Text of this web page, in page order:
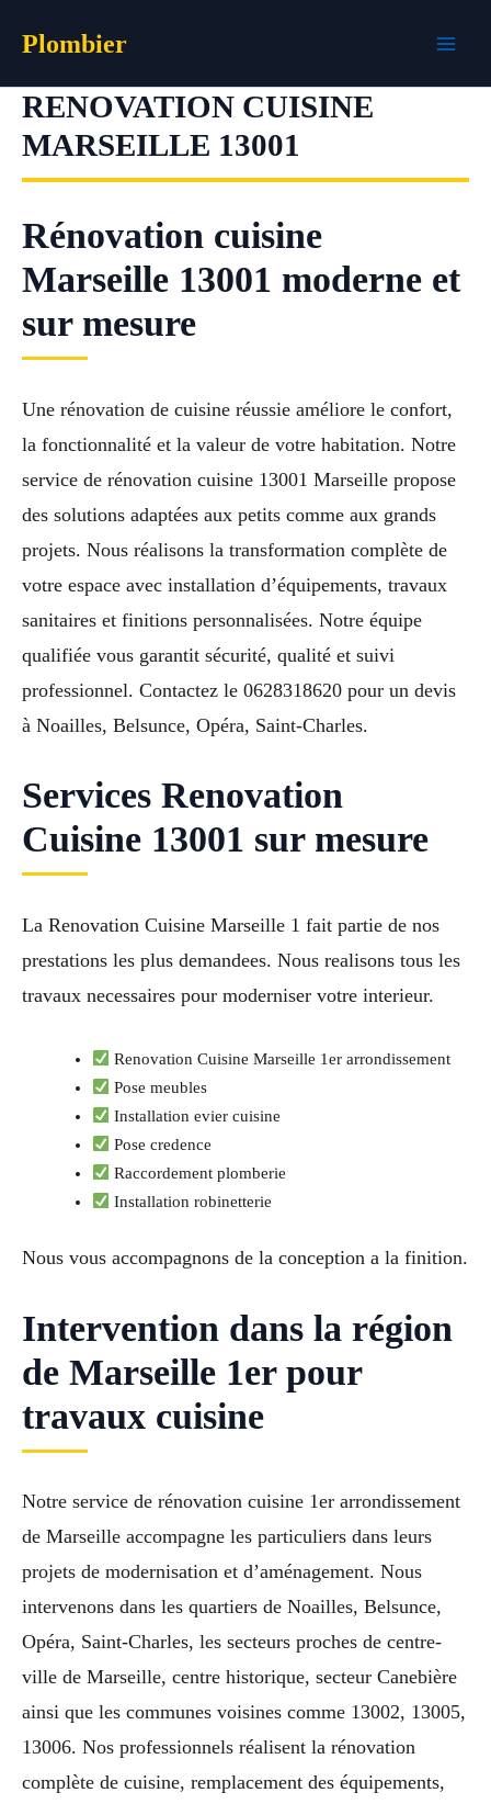
Plombier
RENOVATION CUISINE
MARSEILLE 13001
Rénovation cuisine
Marseille 13001 moderne et
sur mesure
Une rénovation de cuisine réussie améliore le confort,
la fonctionnalité et la valeur de votre habitation. Notre
service de rénovation cuisine 13001 Marseille propose
des solutions adaptées aux petits comme aux grands
projets. Nous réalisons la transformation complète de
votre espace avec installation d’équipements, travaux
sanitaires et finitions personnalisées. Notre équipe
qualifiée vous garantit sécurité, qualité et suivi
professionnel. Contactez le 0628318620 pour un devis
à Noailles, Belsunce, Opéra, Saint-Charles.
Services Renovation
Cuisine 13001 sur mesure
La Renovation Cuisine Marseille 1 fait partie de nos
prestations les plus demandees. Nous realisons tous les
travaux necessaires pour moderniser votre interieur.
Renovation Cuisine Marseille 1er arrondissement
Pose meubles
Installation evier cuisine
Pose credence
Raccordement plomberie
Installation robinetterie
Nous vous accompagnons de la conception a la finition.
Intervention dans la région
de Marseille 1er pour
travaux cuisine
Notre service de rénovation cuisine 1er arrondissement
de Marseille accompagne les particuliers dans leurs
projets de modernisation et d’aménagement. Nous
intervenons dans les quartiers de Noailles, Belsunce,
Opéra, Saint-Charles, les secteurs proches de centre-
ville de Marseille, centre historique, secteur Canebière
ainsi que les communes voisines comme 13002, 13005,
13006. Nos professionnels réalisent la rénovation
complète de cuisine, remplacement des équipements,